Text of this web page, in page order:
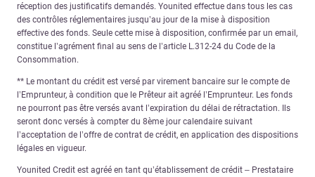
réception des justificatifs demandés. Younited effectue dans tous les cas
des contrôles réglementaires jusqu’au jour de la mise à disposition
effective des fonds. Seule cette mise à disposition, confirmée par un email,
constitue l’agrément final au sens de l’article L.312-24 du Code de la
Consommation.
** Le montant du crédit est versé par virement bancaire sur le compte de
l’Emprunteur, à condition que le Prêteur ait agréé l’Emprunteur. Les fonds
ne pourront pas être versés avant l’expiration du délai de rétractation. Ils
seront donc versés à compter du 8ème jour calendaire suivant
l’acceptation de l’offre de contrat de crédit, en application des dispositions
légales en vigueur.
Younited Credit est agréé en tant qu’établissement de crédit – Prestataire